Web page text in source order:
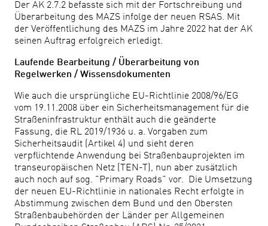
Der AK 2.7.2 befasste sich mit der Fortschreibung und
Überarbeitung des MAZS infolge der neuen RSAS. Mit
der Veröffentlichung des MAZS im Jahre 2022 hat der AK
seinen Auftrag erfolgreich erledigt.
Laufende Bearbeitung / Überarbeitung von
Regelwerken / Wissensdokumenten
Wie auch die ursprüngliche EU-Richtlinie 2008/96/EG
vom 19.11.2008 über ein Sicherheitsmanagement für die
Straßeninfrastruktur enthält auch die geänderte
Fassung, die RL 2019/1936 u. a. Vorgaben zum
Sicherheitsaudit (Artikel 4) und sieht deren
verpflichtende Anwendung bei Straßenbauprojekten im
transeuropäischen Netz (TEN-T), nun aber zusätzlich
auch noch auf sog. "Primary Roads" vor. Die Umsetzung
der neuen EU-Richtlinie in nationales Recht erfolgte in
Abstimmung zwischen dem Bund und den Obersten
Straßenbaubehörden der Länder per Allgemeinen